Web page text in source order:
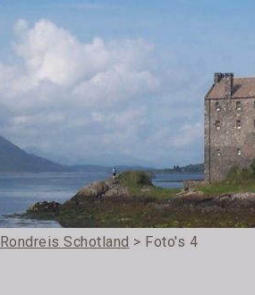
Rondreis Schotland > Foto's 4